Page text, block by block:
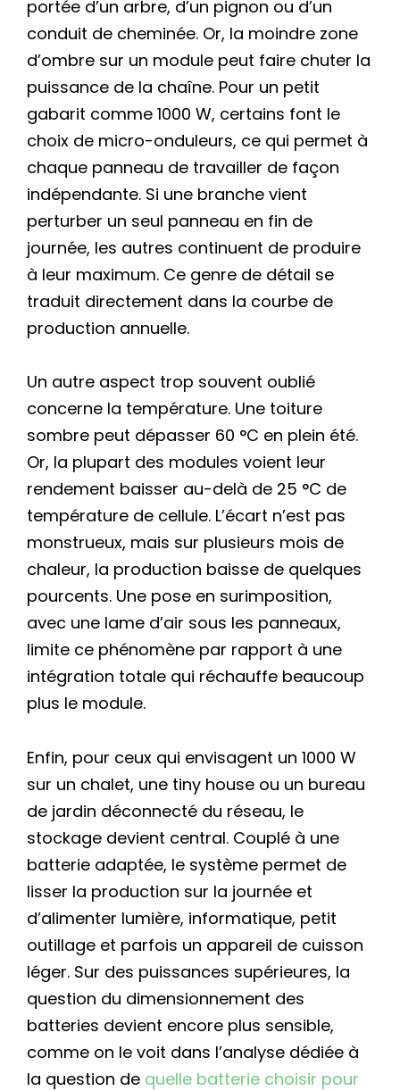
portée d’un arbre, d’un pignon ou d’un
conduit de cheminée. Or, la moindre zone
d’ombre sur un module peut faire chuter la
puissance de la chaîne. Pour un petit
gabarit comme 1000 W, certains font le
choix de micro-onduleurs, ce qui permet à
chaque panneau de travailler de façon
indépendante. Si une branche vient
perturber un seul panneau en fin de
journée, les autres continuent de produire
à leur maximum. Ce genre de détail se
traduit directement dans la courbe de
production annuelle.
Un autre aspect trop souvent oublié
concerne la température. Une toiture
sombre peut dépasser 60 °C en plein été.
Or, la plupart des modules voient leur
rendement baisser au-delà de 25 °C de
température de cellule. L’écart n’est pas
monstrueux, mais sur plusieurs mois de
chaleur, la production baisse de quelques
pourcents. Une pose en surimposition,
avec une lame d’air sous les panneaux,
limite ce phénomène par rapport à une
intégration totale qui réchauffe beaucoup
plus le module.
Enfin, pour ceux qui envisagent un 1000 W
sur un chalet, une tiny house ou un bureau
de jardin déconnecté du réseau, le
stockage devient central. Couplé à une
batterie adaptée, le système permet de
lisser la production sur la journée et
d’alimenter lumière, informatique, petit
outillage et parfois un appareil de cuisson
léger. Sur des puissances supérieures, la
question du dimensionnement des
batteries devient encore plus sensible,
comme on le voit dans l’analyse dédiée à
la question de quelle batterie choisir pour